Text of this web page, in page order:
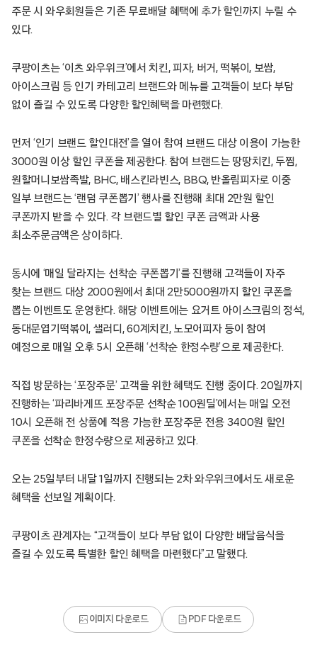
주문 시 와우회원들은 기존 무료배달 혜택에 추가 할인까지 누릴 수
있다.
쿠팡이츠는 ‘이츠 와우위크’에서 치킨, 피자, 버거, 떡볶이, 보쌈,
아이스크림 등 인기 카테고리 브랜드와 메뉴를 고객들이 보다 부담
없이 즐길 수 있도록 다양한 할인혜택을 마련했다.
먼저 ‘인기 브랜드 할인대전’을 열어 참여 브랜드 대상 이용이 가능한
3000원 이상 할인 쿠폰을 제공한다. 참여 브랜드는 땅땅치킨, 두찜,
원할머니보쌈족발, BHC, 배스킨라빈스, BBQ, 반올림피자로 이중
일부 브랜드는 ‘랜덤 쿠폰뽑기’ 행사를 진행해 최대 2만원 할인
쿠폰까지 받을 수 있다. 각 브랜드별 할인 쿠폰 금액과 사용
최소주문금액은 상이하다.
동시에 ‘매일 달라지는 선착순 쿠폰뽑기’를 진행해 고객들이 자주
찾는 브랜드 대상 2000원에서 최대 2만5000원까지 할인 쿠폰을
뽑는 이벤트도 운영한다. 해당 이벤트에는 요거트 아이스크림의 정석,
동대문엽기떡볶이, 샐러디, 60계치킨, 노모어피자 등이 참여
예정으로 매일 오후 5시 오픈해 ‘선착순 한정수량’으로 제공한다.
직접 방문하는 ‘포장주문’ 고객을 위한 혜택도 진행 중이다. 20일까지
진행하는 ‘파리바게뜨 포장주문 선착순 100원딜’에서는 매일 오전
10시 오픈해 전 상품에 적용 가능한 포장주문 전용 3400원 할인
쿠폰을 선착순 한정수량으로 제공하고 있다.
오는 25일부터 내달 1일까지 진행되는 2차 와우위크에서도 새로운
혜택을 선보일 계획이다.
쿠팡이츠 관계자는 “고객들이 보다 부담 없이 다양한 배달음식을
즐길 수 있도록 특별한 할인 혜택을 마련했다”고 말했다.
이미지 다운로드 PDF 다운로드